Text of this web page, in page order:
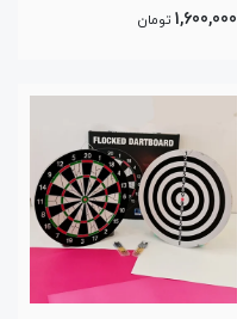
1,600,000 تومان